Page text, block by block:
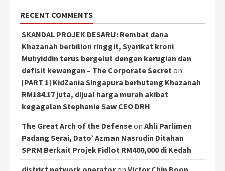
RECENT COMMENTS
SKANDAL PROJEK DESARU: Rembat dana
Khazanah berbilion ringgit, Syarikat kroni
Muhyiddin terus bergelut dengan kerugian dan
defisit kewangan – The Corporate Secreton
[PART 1] KidZania Singapura berhutang Khazanah
RM184.17 juta, dijual harga murah akibat
kegagalan Stephanie Saw CEO DRH
The Great Arch of the Defenseon Ahli Parlimen
Padang Serai, Dato’ Azman Nasrudin Ditahan
SPRM Berkait Projek Fidlot RM400,000 di Kedah